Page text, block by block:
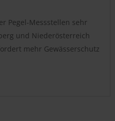
Pegel-Messstellen sehr
und Niederösterreich
mehr Gewässerschutz